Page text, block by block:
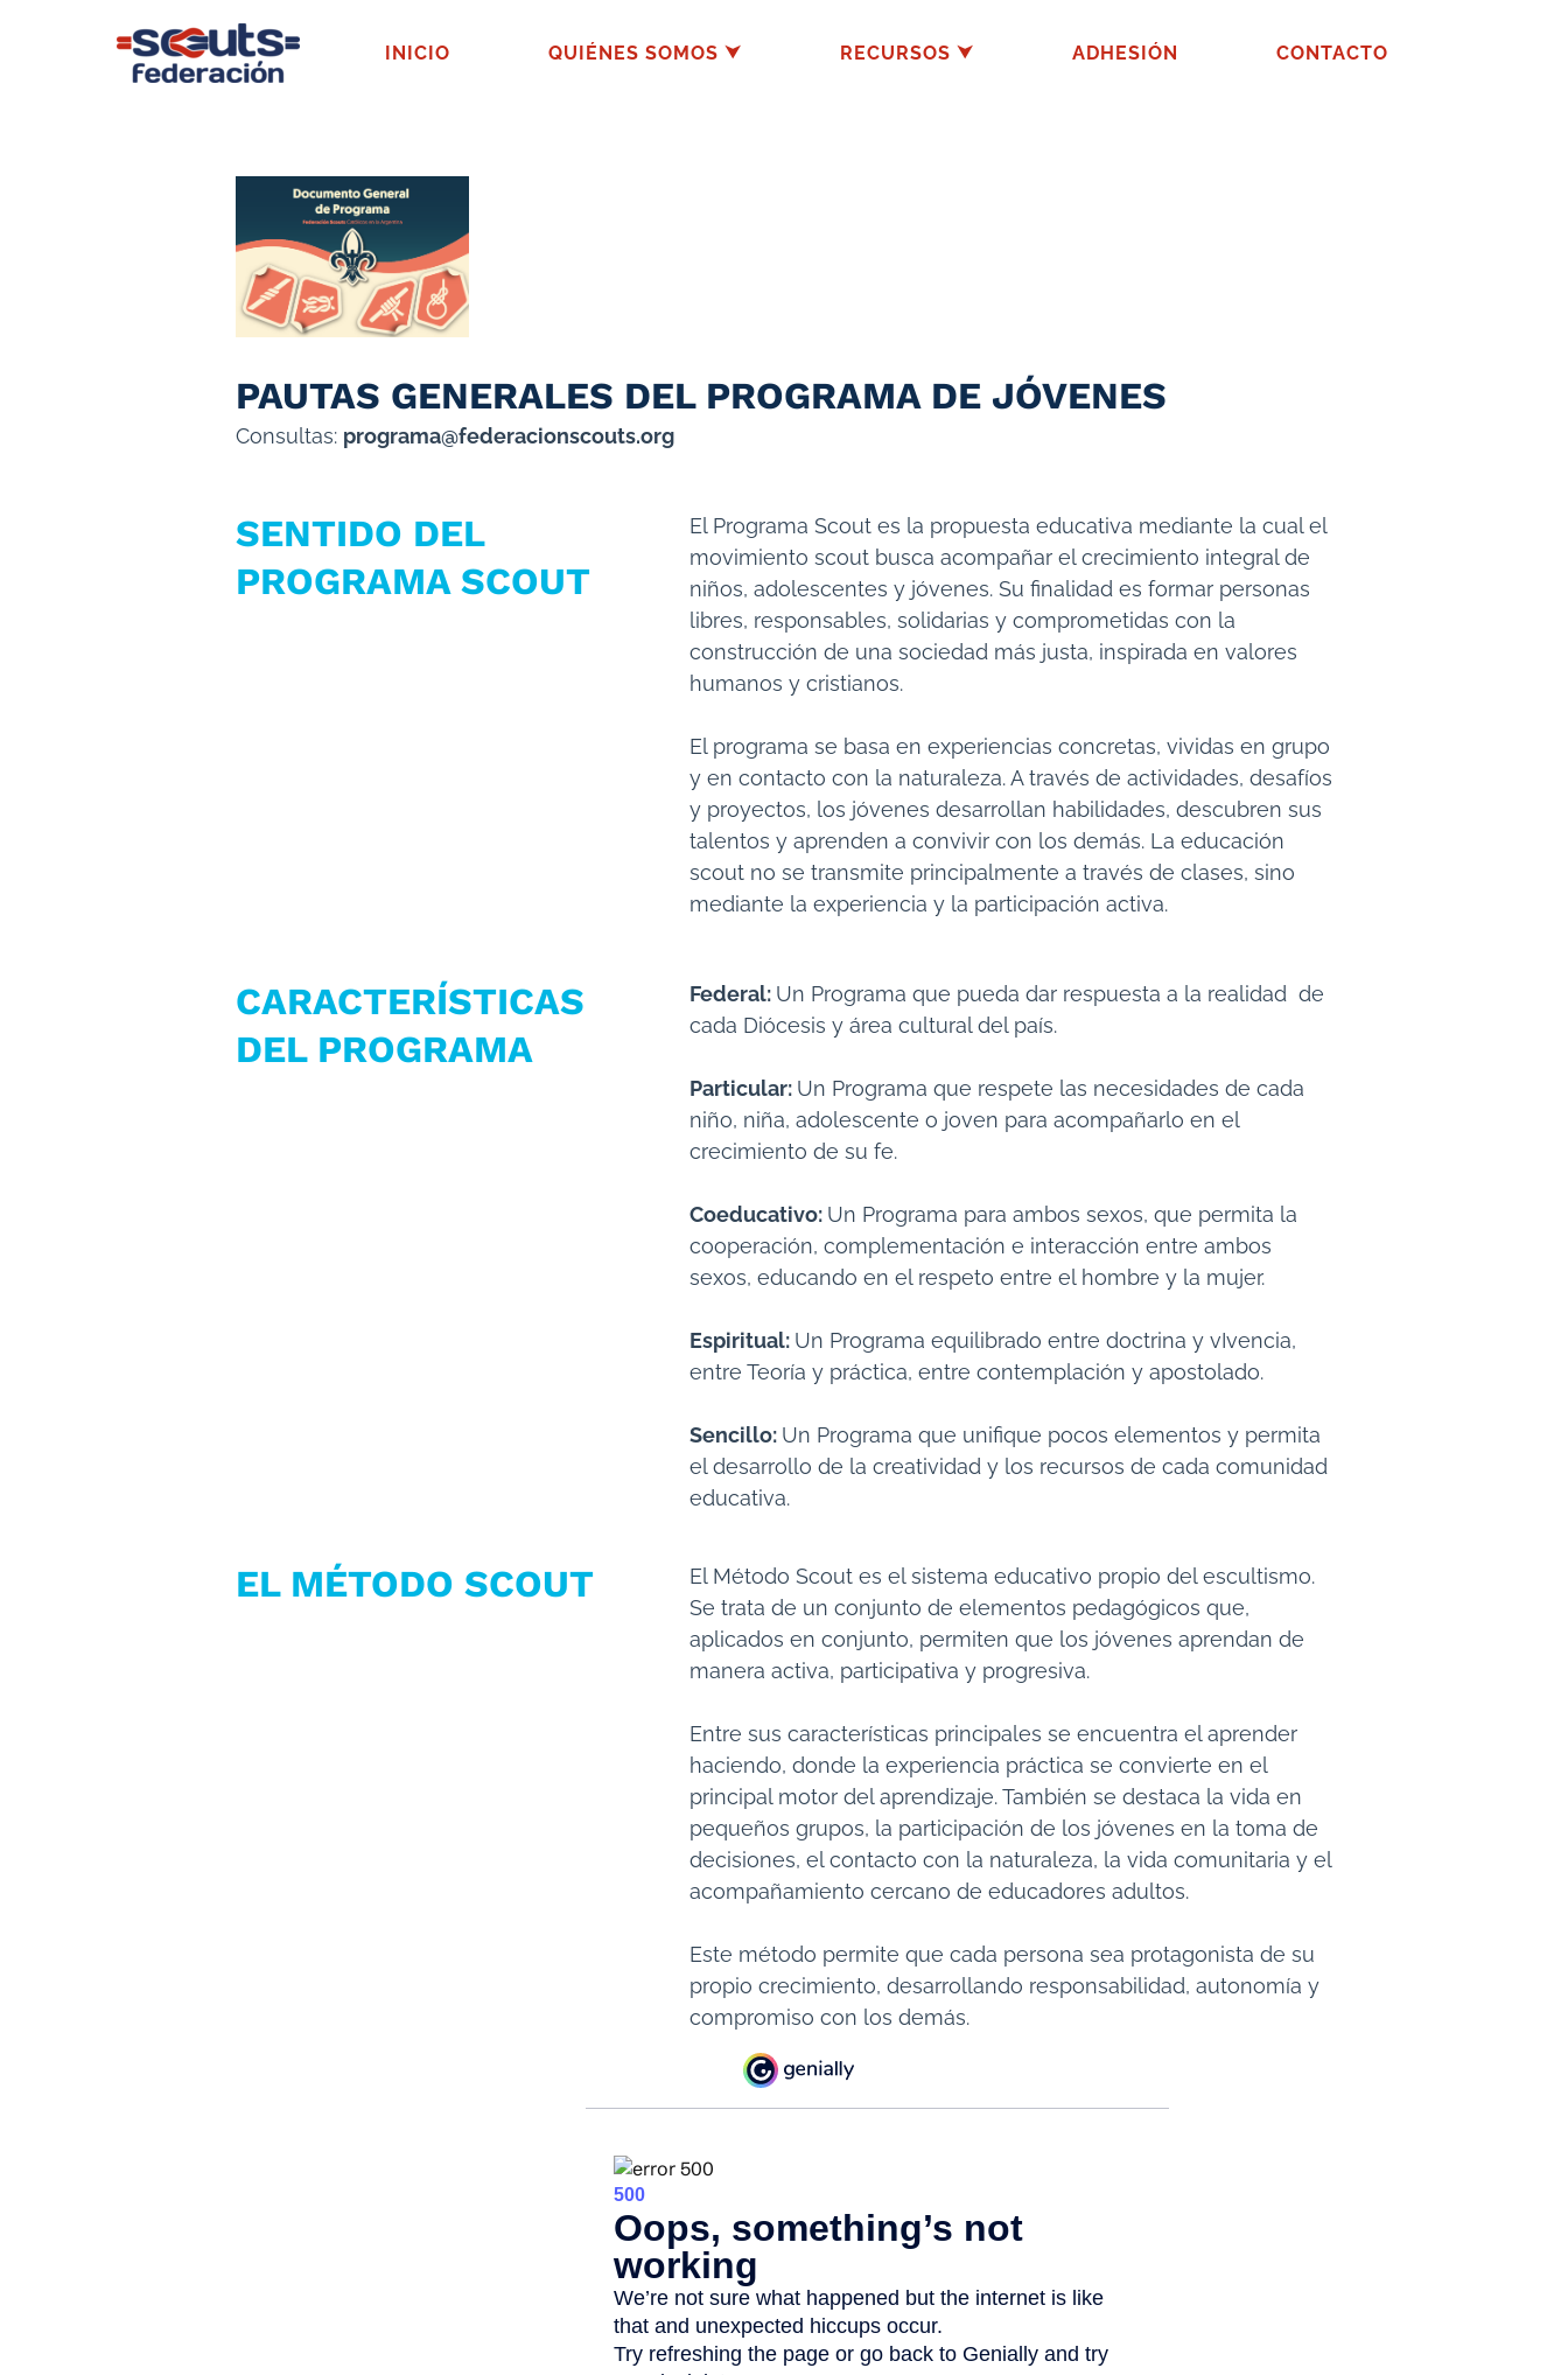
INICIO QUIÉNES SOMOS ⮟ RECURSOS ⮟ ADHESIÓN CONTACTO
PAUTAS GENERALES DEL PROGRAMA DE JÓVENES
Consultas: programa@federacionscouts.org
SENTIDO DEL
PROGRAMA SCOUT
El Programa Scout es la propuesta educativa mediante la cual el
movimiento scout busca acompañar el crecimiento integral de
niños, adolescentes y jóvenes. Su finalidad es formar personas
libres, responsables, solidarias y comprometidas con la
construcción de una sociedad más justa, inspirada en valores
humanos y cristianos.
El programa se basa en experiencias concretas, vividas en grupo
y en contacto con la naturaleza. A través de actividades, desafíos
y proyectos, los jóvenes desarrollan habilidades, descubren sus
talentos y aprenden a convivir con los demás. La educación
scout no se transmite principalmente a través de clases, sino
mediante la experiencia y la participación activa.
CARACTERÍSTICAS
DEL PROGRAMA
Federal: Un Programa que pueda dar respuesta a la realidad de
cada Diócesis y área cultural del país.
Particular: Un Programa que respete las necesidades de cada
niño, niña, adolescente o joven para acompañarlo en el
crecimiento de su fe.
Coeducativo: Un Programa para ambos sexos, que permita la
cooperación, complementación e interacción entre ambos
sexos, educando en el respeto entre el hombre y la mujer.
Espiritual: Un Programa equilibrado entre doctrina y vIvencia,
entre Teoría y práctica, entre contemplación y apostolado.
Sencillo: Un Programa que unifique pocos elementos y permita
el desarrollo de la creatividad y los recursos de cada comunidad
educativa.
EL MÉTODO SCOUT
El Método Scout es el sistema educativo propio del escultismo.
Se trata de un conjunto de elementos pedagógicos que,
aplicados en conjunto, permiten que los jóvenes aprendan de
manera activa, participativa y progresiva.
Entre sus características principales se encuentra el aprender
haciendo, donde la experiencia práctica se convierte en el
principal motor del aprendizaje. También se destaca la vida en
pequeños grupos, la participación de los jóvenes en la toma de
decisiones, el contacto con la naturaleza, la vida comunitaria y el
acompañamiento cercano de educadores adultos.
Este método permite que cada persona sea protagonista de su
propio crecimiento, desarrollando responsabilidad, autonomía y
compromiso con los demás.